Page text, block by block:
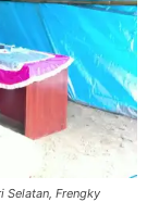
Selatan, Frengky